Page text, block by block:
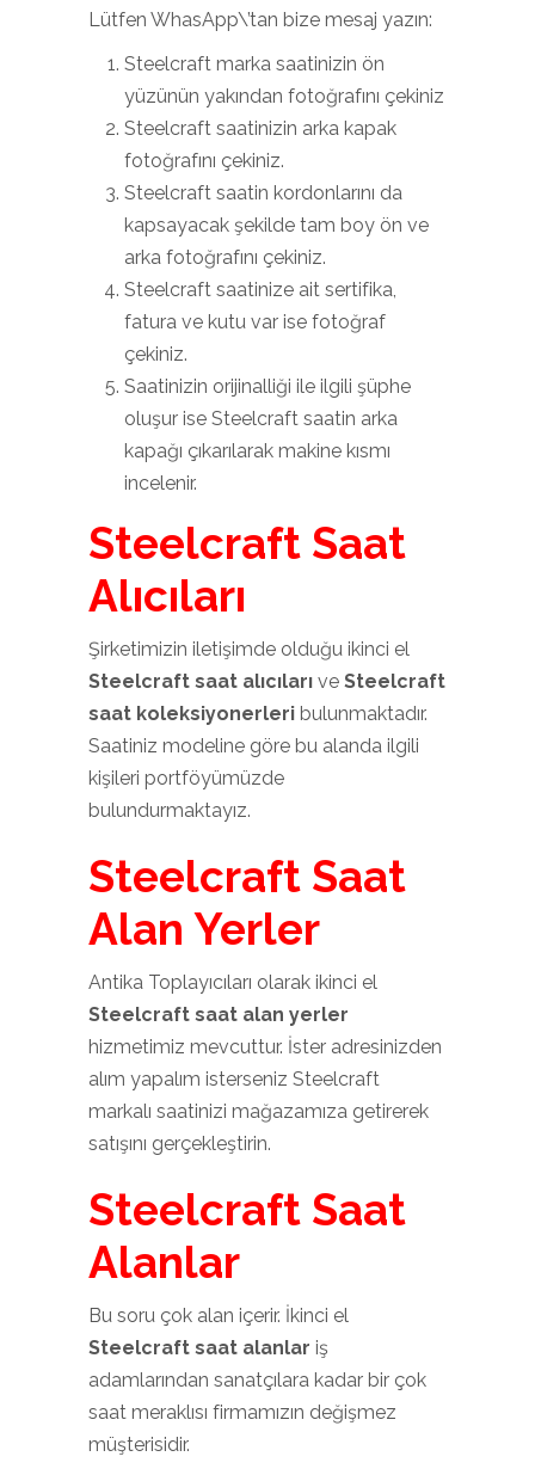
Lütfen WhasApp\’tan bize mesaj yazın:
Steelcraft marka saatinizin ön
yüzünün yakından fotoğrafını çekiniz
Steelcraft saatinizin arka kapak
fotoğrafını çekiniz.
Steelcraft saatin kordonlarını da
kapsayacak şekilde tam boy ön ve
arka fotoğrafını çekiniz.
Steelcraft saatinize ait sertifika,
fatura ve kutu var ise fotoğraf
çekiniz.
Saatinizin orijinalliği ile ilgili şüphe
oluşur ise Steelcraft saatin arka
kapağı çıkarılarak makine kısmı
incelenir.
Steelcraft Saat
Alıcıları
Şirketimizin iletişimde olduğu ikinci el
Steelcraft saat alıcıları ve Steelcraft
saat koleksiyonerleri bulunmaktadır.
Saatiniz modeline göre bu alanda ilgili
kişileri portföyümüzde
bulundurmaktayız.
Steelcraft Saat
Alan Yerler
Antika Toplayıcıları olarak ikinci el
Steelcraft saat alan yerler
hizmetimiz mevcuttur. İster adresinizden
alım yapalım isterseniz Steelcraft
markalı saatinizi mağazamıza getirerek
satışını gerçekleştirin.
Steelcraft Saat
Alanlar
Bu soru çok alan içerir. İkinci el
Steelcraft saat alanlar iş
adamlarından sanatçılara kadar bir çok
saat meraklısı firmamızın değişmez
müşterisidir.